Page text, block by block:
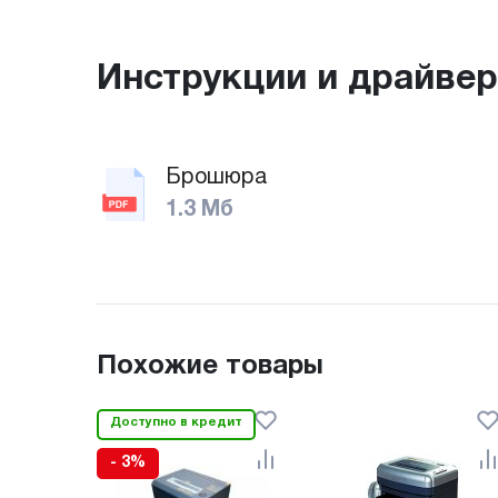
Инструкции и
Брошюра
1.3 Мб
Похожие товары
Доступно в кредит
- 3%